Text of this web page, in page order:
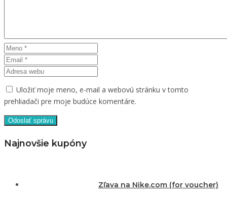
Uložiť moje meno, e-mail a webovú stránku v tomto
prehliadači pre moje budúce komentáre.
Najnovšie kupóny
Zľava na Nike.com (for voucher)